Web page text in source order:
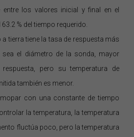
los valores inicial y final en el
% del tiempo requerido.
tierra tiene la tasa de respuesta más
sea el diámetro de la sonda, mayor
pero su temperatura de
también es menor.
con una constante de tiempo
la temperatura, la temperatura
fluctúa poco, pero la temperatura